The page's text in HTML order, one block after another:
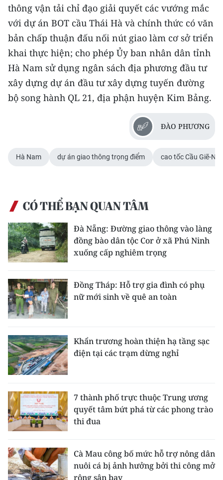
thông vận tải chỉ đạo giải quyết các vướng mắc
với dự án BOT cầu Thái Hà và chính thức có văn
bản chấp thuận đấu nối nút giao làm cơ sở triển
khai thực hiện; cho phép Ủy ban nhân dân tỉnh
Hà Nam sử dụng ngân sách địa phương đầu tư
xây dựng dự án đầu tư xây dựng tuyến đường
bộ song hành QL 21, địa phận huyện Kim Bảng.
ĐÀO PHƯƠNG
Hà Nam dự án giao thông trọng điểm cao tốc Cầu Giẽ-
CÓ THỂ BẠN QUAN TÂM
Đà Nẵng: Đường giao thông vào làng
đồng bào dân tộc Cor ở xã Phú Ninh
xuống cấp nghiêm trọng
Đồng Tháp: Hỗ trợ gia đình có phụ
nữ mới sinh về quê an toàn
Khẩn trương hoàn thiện hạ tầng sạc
điện tại các trạm dừng nghỉ
7 thành phố trực thuộc Trung ương
quyết tâm bứt phá từ các phong trào
thi đua
Cà Mau công bố mức hỗ trợ nông dân
nuôi cá bị ảnh hưởng bởi thi công mở
rộng sân bay